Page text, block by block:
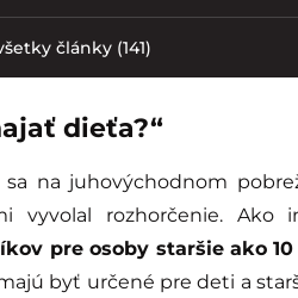
články (141)
dieťa?“
sa na juhovýchodnom
vyvolal rozhorčenie. Ako
pre osoby staršie ako
byť určené pre deti a